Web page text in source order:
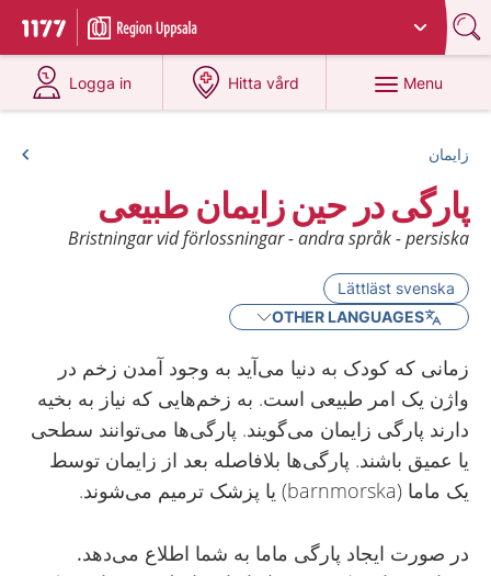
To start page for 1177
Du har valt region
Logga in
at 1177.se
Hitta vård
at 1177.se
Menu
زایمان
پارگی در حین زایمان طبیعی
Bristningar vid förlossningar - andra språk - persiska
Lättläst svenska
OTHER LANGUAGES
زمانی که کودک به دنیا می‌آید به وجود آمدن زخم در
واژن یک امر طبیعی است. به زخم‌هایی که نیاز به بخیه
دارند پارگی زایمان می‌گویند. پارگی‌ها می‌توانند سطحی
یا عمیق باشند. پارگی‌ها بلافاصله بعد از زایمان توسط
یک ماما (barnmorska) یا پزشک ترمیم می‌شوند.
در صورت ایجاد پارگی ماما به شما اطلاع می‌دهد.